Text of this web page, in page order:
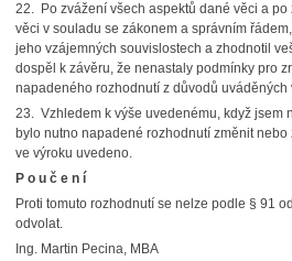
22. Po zvážení všech aspektů dané věci a
věci v souladu se zákonem a správním
jeho vzájemných souvislostech a zhodnotil
dospěl k závěru, že nenastaly podmínky pro
napadeného rozhodnutí z důvodů uváděných
23. Vzhledem k výše uvedenému, když jsem
bylo nutno napadené rozhodnutí změnit nebo
ve výroku uvedeno.
P o u č e n í
Proti tomuto rozhodnutí se nelze podle § 91
odvolat.
Ing. Martin Pecina, MBA